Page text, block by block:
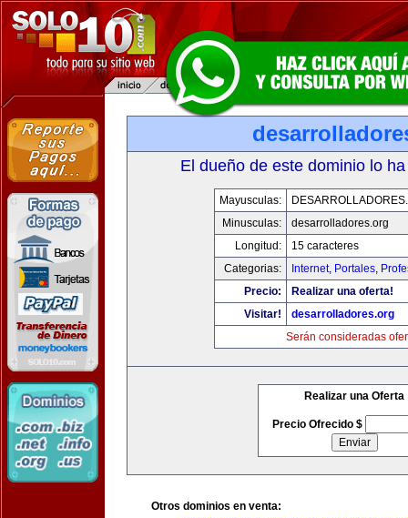
El dueño de este dominio lo
Mayusculas:
Minusculas:
desarrolladores.org
Longitud:
15 caracteres
Categorias:
Internet, Portales,
Precio:
Realizar una oferta!
Visitar!
desarrolladores.org
Serán consideradas
Realizar una Oferta
Precio Ofrecido $
Otros dominios en venta: